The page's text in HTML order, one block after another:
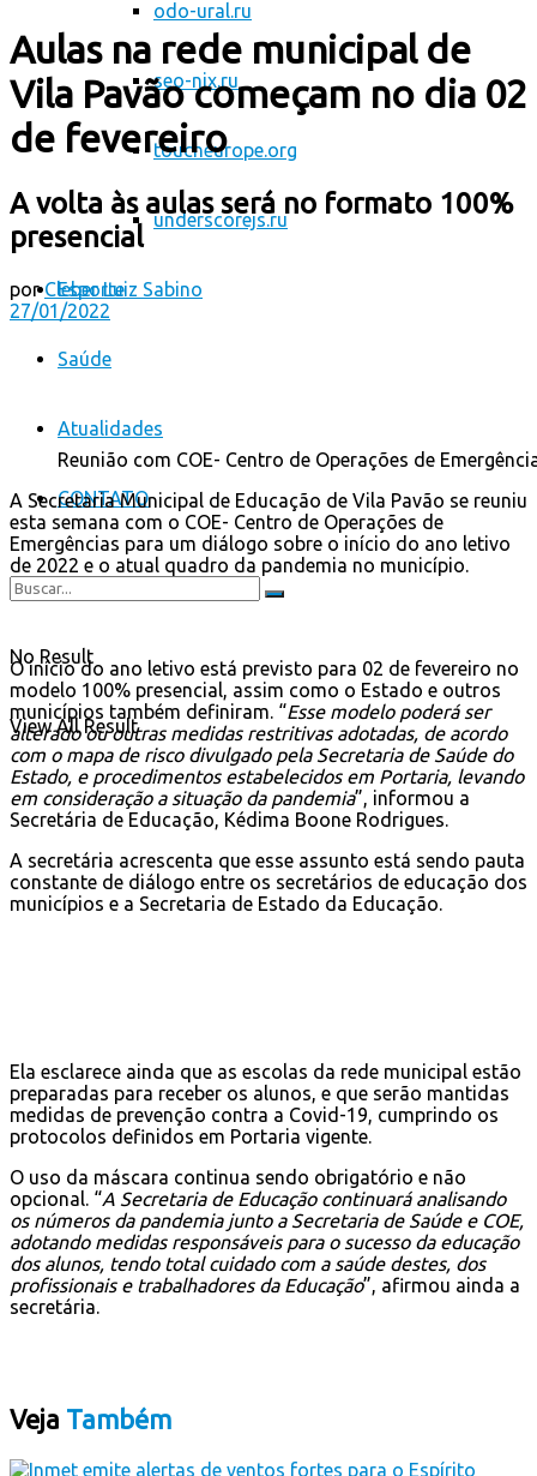
odo-ural.ru
seo-nix.ru
toucheurope.org
underscorejs.ru
Esporte
Saúde
Atualidades
CONTATO
No Result
View All Result
Aulas na rede municipal de
Vila Pavão começam no dia 02
de fevereiro
A volta às aulas será no formato 100%
presencial
por Cleber Luiz Sabino
27/01/2022
Reunião com COE- Centro de Operações de
A Secretaria Municipal de Educação de Vila Pavão se reuniu
esta semana com o COE- Centro de Operações de
Emergências para um diálogo sobre o início do ano letivo
de 2022 e o atual quadro da pandemia no município.
O início do ano letivo está previsto para 02 de fevereiro no
modelo 100% presencial, assim como o Estado e outros
municípios também definiram. “Esse modelo poderá ser
alterado ou outras medidas restritivas adotadas, de acordo
com o mapa de risco divulgado pela Secretaria de Saúde do
Estado, e procedimentos estabelecidos em Portaria, levando
em consideração a situação da pandemia”, informou a
Secretária de Educação, Kédima Boone Rodrigues.
A secretária acrescenta que esse assunto está sendo pauta
constante de diálogo entre os secretários de educação dos
municípios e a Secretaria de Estado da Educação.
Ela esclarece ainda que as escolas da rede municipal estão
preparadas para receber os alunos, e que serão mantidas
medidas de prevenção contra a Covid-19, cumprindo os
protocolos definidos em Portaria vigente.
O uso da máscara continua sendo obrigatório e não
opcional. “A Secretaria de Educação continuará analisando
os números da pandemia junto a Secretaria de Saúde e COE,
adotando medidas responsáveis para o sucesso da educação
dos alunos, tendo total cuidado com a saúde destes, dos
profissionais e trabalhadores da Educação”, afirmou ainda a
secretária.
Veja Também